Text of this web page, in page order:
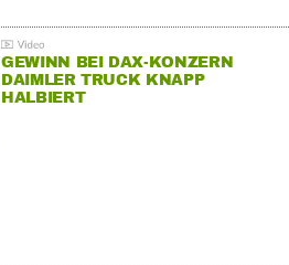
GEWINN BEI DAX-KONZERN
DAIMLER TRUCK KNAPP
HALBIERT